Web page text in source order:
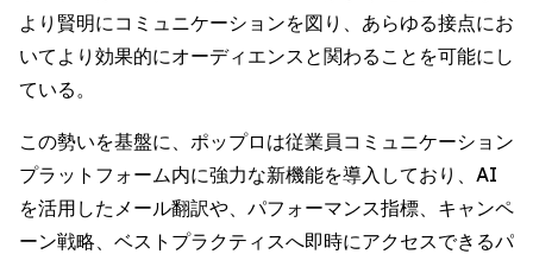
より賢明にコミュニケーションを図り、あらゆる接点にお
いてより効果的にオーディエンスと関わることを可能にし
ている。
この勢いを基盤に、ポップロは従業員コミュニケーション
プラットフォーム内に強力な新機能を導入しており、AI
を活用したメール翻訳や、パフォーマンス指標、キャンペ
ーン戦略、ベストプラクティスへ即時にアクセスできるパ